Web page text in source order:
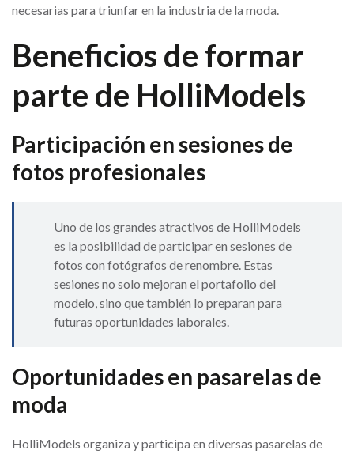
necesarias para triunfar en la industria de la moda.
Beneficios de formar
parte de HolliModels
Participación en sesiones de
fotos profesionales
Uno de los grandes atractivos de HolliModels
es la posibilidad de participar en sesiones de
fotos con fotógrafos de renombre. Estas
sesiones no solo mejoran el portafolio del
modelo, sino que también lo preparan para
futuras oportunidades laborales.
Oportunidades en pasarelas de
moda
HolliModels organiza y participa en diversas pasarelas de